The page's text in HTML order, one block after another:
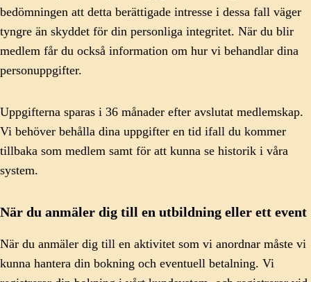
bedömningen att detta berättigade intresse i dessa fall väger
tyngre än skyddet för din personliga integritet. När du blir
medlem får du också information om hur vi behandlar dina
personuppgifter.
Uppgifterna sparas i 36 månader efter avslutat medlemskap.
Vi behöver behålla dina uppgifter en tid ifall du kommer
tillbaka som medlem samt för att kunna se historik i våra
system.
När du anmäler dig till en utbildning eller ett event
När du anmäler dig till en aktivitet som vi anordnar måste vi
kunna hantera din bokning och eventuell betalning. Vi